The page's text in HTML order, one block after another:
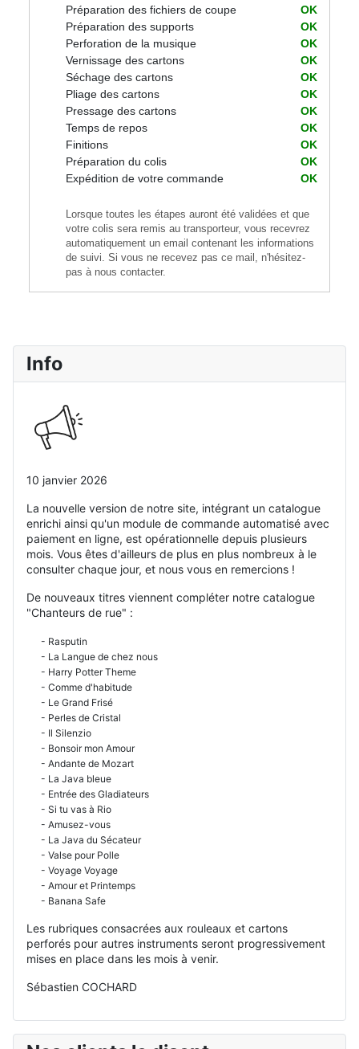
Info
10 janvier 2026
La nouvelle version de notre site, intégrant un catalogue
enrichi ainsi qu'un module de commande automatisé avec
paiement en ligne, est opérationnelle depuis plusieurs
mois. Vous êtes d'ailleurs de plus en plus nombreux à le
consulter chaque jour, et nous vous en remercions !
De nouveaux titres viennent compléter notre catalogue
"Chanteurs de rue" :
- Rasputin
- La Langue de chez nous
- Harry Potter Theme
- Comme d'habitude
- Le Grand Frisé
- Perles de Cristal
- Il Silenzio
- Bonsoir mon Amour
- Andante de Mozart
- La Java bleue
- Entrée des Gladiateurs
- Si tu vas à Rio
- Amusez-vous
- La Java du Sécateur
- Valse pour Polle
- Voyage Voyage
- Amour et Printemps
- Banana Safe
Les rubriques consacrées aux rouleaux et cartons
perforés pour autres instruments seront progressivement
mises en place dans les mois à venir.
Sébastien COCHARD
Préparation des fichiers de coupe
OK
Préparation des supports
OK
Perforation de la musique
OK
Vernissage des cartons
OK
Séchage des cartons
OK
Pliage des cartons
OK
Pressage des cartons
OK
Temps de repos
OK
Finitions
OK
Préparation du colis
OK
Expédition de votre commande
OK
Lorsque toutes les étapes auront été validées et que
votre colis sera remis au transporteur, vous recevrez
automatiquement un email contenant les informations
de suivi. Si vous ne recevez pas ce mail, n'hésitez-
pas à nous contacter.